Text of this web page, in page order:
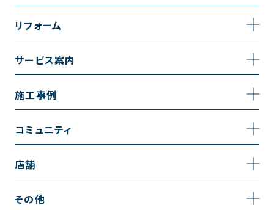
事業内容
採用情報
リフォーム
トイレのリフォーム
キッチンのリフォーム
リノベーション
内装のリフォーム
サービス案内
サービスの流れ
施工事例
施工事例一覧
お風呂の施工事例
コミュニティ
コミュニティ
店舗
越谷店
その他